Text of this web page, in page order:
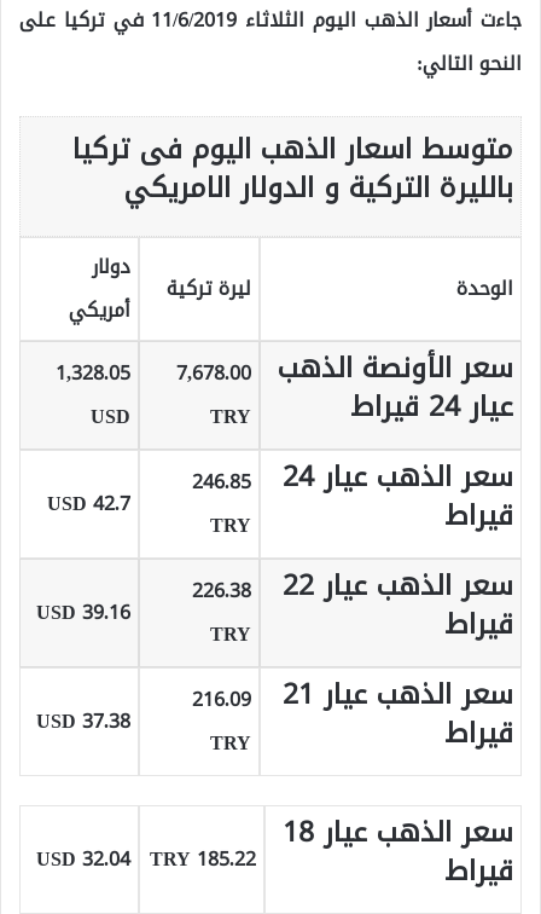
جاءت أسعار الذهب اليوم الثلاثاء 11/6/2019 في تركيا على
النحو التالي:
متوسط اسعار الذهب اليوم فى تركيا
بالليرة التركية و الدولار الامريكي
الوحدة ليرة تركية
دولار
أمريكي
سعر الأونصة الذهب
عيار 24 قيراط
7,678.00
TRY
1,328.05
USD
سعر الذهب عيار 24
قيراط
246.85
TRY
42.7 USD
سعر الذهب عيار 22
قيراط
226.38
TRY
39.16 USD
سعر الذهب عيار 21
قيراط
216.09
TRY
37.38 USD
سعر الذهب عيار 18
قيراط 185.22 TRY
32.04 USD